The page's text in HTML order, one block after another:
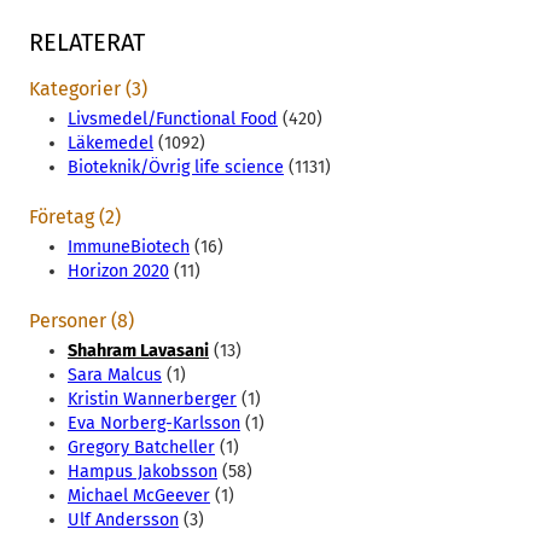
RELATERAT
Kategorier (3)
Livsmedel/Functional Food (420)
Läkemedel (1092)
Bioteknik/Övrig life science (1131)
Företag (2)
ImmuneBiotech (16)
Horizon 2020 (11)
Personer (8)
Shahram Lavasani (13)
Sara Malcus (1)
Kristin Wannerberger (1)
Eva Norberg-Karlsson (1)
Gregory Batcheller (1)
Hampus Jakobsson (58)
Michael McGeever (1)
Ulf Andersson (3)